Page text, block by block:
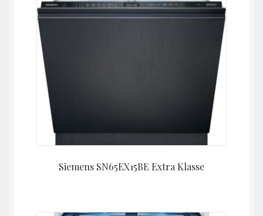
Siemens SN65EX15BE Extra Klasse